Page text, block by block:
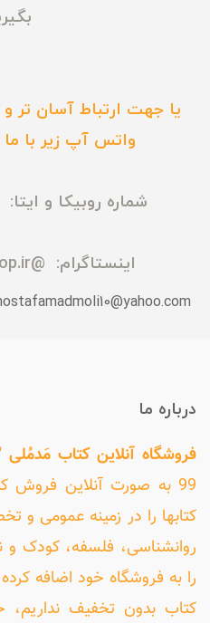
یا جهت ارتباط آسان تر
واتس آپ زیر با ما
شماره روبیکا و ایتا:
اینستاگرام: @madmolibookshop.ir
درباره ما
فروشگاه آنلاین کتاب
99 به صورت آنلاین
کتابها را در زمینه عمومی و
روانشناسی، فلسفه، کودک
را به فروشگاه خود اضافه
کتاب بدون تخفیف نداریم،